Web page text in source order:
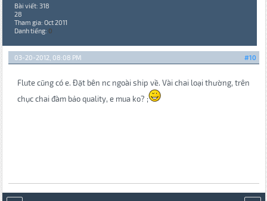
Bài viết: 318
28
Tham gia: Oct 2011
Danh tiếng: 0
#10
03-20-2012, 08:08 PM
Flute cũng có e. Đặt bên nc ngoài ship về. Vài chai loại thường, trên
chục chai đàm bảo quality, e mua ko? ;